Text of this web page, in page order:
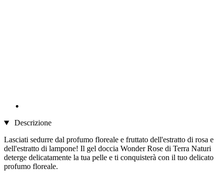
Descrizione
Lasciati sedurre dal profumo floreale e fruttato dell'estratto di rosa e
dell'estratto di lampone! Il gel doccia Wonder Rose di Terra Naturi
deterge delicatamente la tua pelle e ti conquisterà con il tuo delicato
profumo floreale.